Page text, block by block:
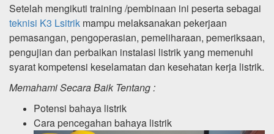
Setelah mengikuti training /pembinaan ini peserta sebagai
teknisi K3 Lsitrik mampu melaksanakan pekerjaan
pemasangan, pengoperasian, pemeliharaan, pemeriksaan,
pengujian dan perbaikan instalasi listrik yang memenuhi
syarat kompetensi keselamatan dan kesehatan kerja listrik.
Memahami Secara Baik Tentang :
Potensi bahaya listrik
Cara pencegahan bahaya listrik